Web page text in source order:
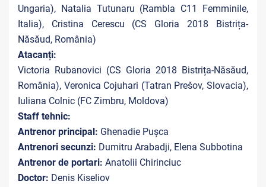
Ungaria), Natalia Tutunaru (Rambla C11 Femminile,
Italia), Cristina Cerescu (CS Gloria 2018 Bistrița-
Năsăud, România)
Atacanți:
Victoria Rubanovici (CS Gloria 2018 Bistrița-Năsăud,
România), Veronica Cojuhari (Tatran Prešov, Slovacia),
Iuliana Colnic (FC Zimbru, Moldova)
Staff tehnic:
Antrenor principal: Ghenadie Pușca
Antrenori secunzi: Dumitru Arabadji, Elena Subbotina
Antrenor de portari: Anatolii Chirinciuc
Doctor: Denis Kiseliov